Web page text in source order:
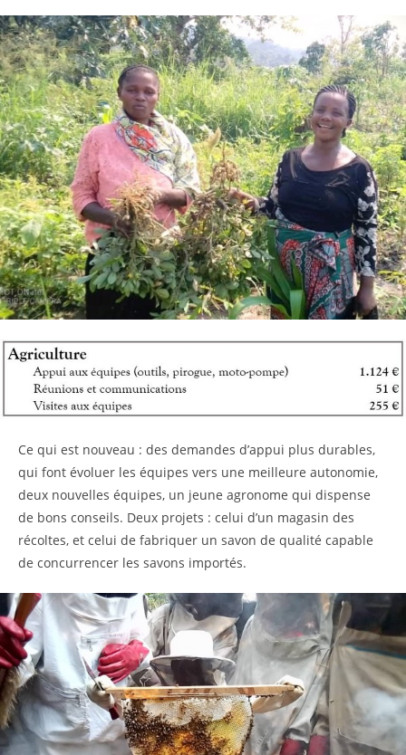
Ce qui est nouveau : des demandes d’appui plus durables,
qui font évoluer les équipes vers une meilleure autonomie,
deux nouvelles équipes, un jeune agronome qui dispense
de bons conseils. Deux projets : celui d’un magasin des
récoltes, et celui de fabriquer un savon de qualité capable
de concurrencer les savons importés.